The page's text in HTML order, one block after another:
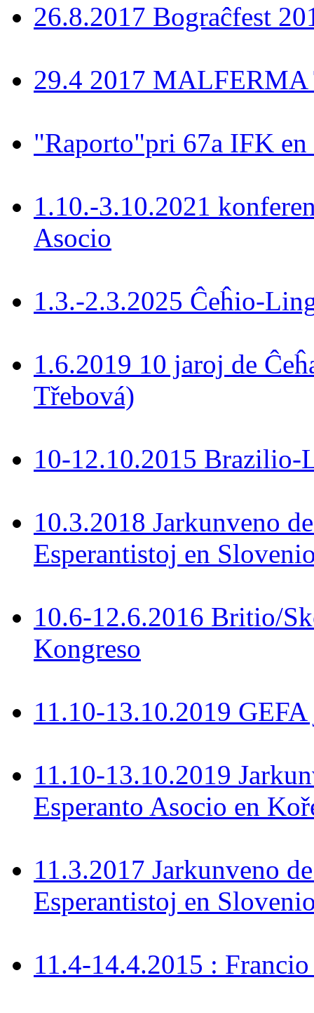
26.8.2017 Bograĉfest
29.4 2017
"Raporto"pri 67a IFK
1.10.-3.10.2021
Asocio
1.3.-2.3.2025 Ĉeĥio-
1.6.2019 10 jaroj de
Třebová)
10-12.10.2015
10.3.2018 Jarkunveno
Esperantistoj en
10.6-12.6.2016 Britio/
Kongreso
11.10-13.10.2019
11.10-13.10.2019
Esperanto Asocio en
11.3.2017 Jarkunveno
Esperantistoj en
11.4-14.4.2015 :